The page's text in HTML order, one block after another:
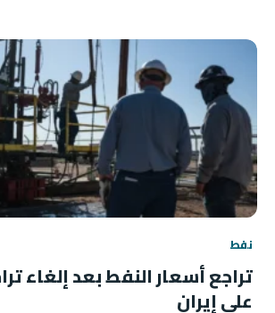
نفط
تراجع أسعار النفط بعد إلغاء
على إيران